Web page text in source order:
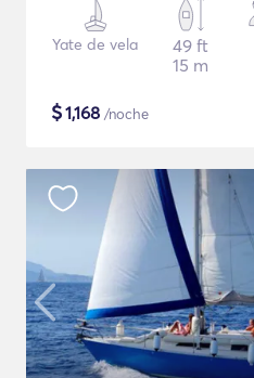
Yate de vela
49 ft
15 m
$1,168 /noche